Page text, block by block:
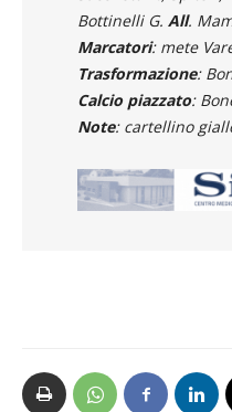
Bottinelli G. All.
Marcatori: mete
Trasformazione:
Calcio piazzato:
Note: cartellino